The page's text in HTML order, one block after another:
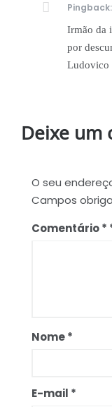
Pingback:
Irmão da
por
Ludovico
Deixe um
O seu
Campos
Comentário*
Nome*
E-mail *